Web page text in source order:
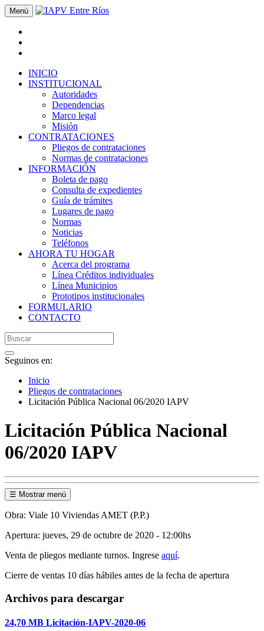
Menú
INICIO
INSTITUCIONAL
Autoridades
Dependencias
Marco legal
Misión
CONTRATACIONES
Pliegos de contrataciones
Normas de contrataciones
INFORMACIÓN
Boleta de pago
Consulta de expedientes
Guía de trámites
Lugares de pago
Normas
Noticias
Teléfonos
AHORA TU HOGAR
Acerca del programa
Línea Créditos individuales
Línea Municipios
Prototipos institucionales
FORMULARIO
CONTACTO
Seguinos en:
Inicio
Pliegos de contrataciones
Licitación Pública Nacional 06/2020 IAPV
Licitación Pública Nacional
06/2020 IAPV
☰ Mostrar menú
Obra: Viale 10 Viviendas AMET (P.P.)
Apertura: jueves, 29 de octubre de 2020 - 12:00hs
Venta de pliegos mediante turnos. Ingrese aquí.
Cierre de ventas 10 días hábiles antes de la fecha de apertura
Archivos para descargar
24,70 MB Licitación-IAPV-2020-06